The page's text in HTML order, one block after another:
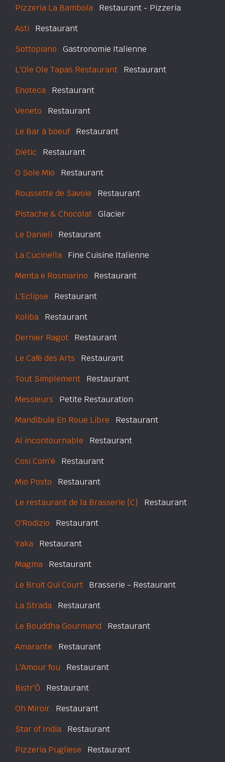
Pizzeria La Bambola Restaurant - Pizzeria
Asti Restaurant
Sottopiano Gastronomie Italienne
L'Ole Ole Tapas Restaurant Restaurant
Enoteca Restaurant
Veneto Restaurant
Le Bar à boeufRestaurant
Diétic Restaurant
O Sole Mio Restaurant
Roussette de Savoie Restaurant
Pistache & Chocolat Glacier
Le Danieli Restaurant
La Cucinella Fine Cuisine Italienne
Menta e Rosmarino Restaurant
L'Eclipse Restaurant
Koliba Restaurant
Dernier Ragot Restaurant
Le Café des Arts Restaurant
Tout Simplement Restaurant
Messieurs Petite Restauration
Mandibule En Roue Libre Restaurant
Al incontournable Restaurant
Cosi Com'è Restaurant
Mio Posto Restaurant
Le restaurant de la Brasserie {C} Restaurant
O'Rodizio Restaurant
Yaka Restaurant
Magma Restaurant
Le Bruit Qui Court Brasserie - Restaurant
La Strada Restaurant
Le Bouddha Gourmand Restaurant
Amarante Restaurant
L'Amour fou Restaurant
Bistr'Ô Restaurant
Oh Miroir Restaurant
Star of India Restaurant
Pizzeria Pugliese Restaurant